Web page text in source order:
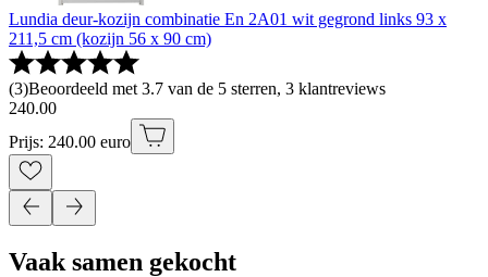
Lundia deur-kozijn combinatie En 2A01 wit gegrond links 93 x
211,5 cm (kozijn 56 x 90 cm)
(3)Beoordeeld met 3.7 van de 5 sterren, 3 klantreviews
240.00
Prijs: 240.00 euro
Vaak samen gekocht